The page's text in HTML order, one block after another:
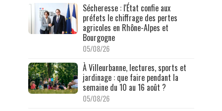
Sécheresse : l'État confie aux
préfets le chiffrage des pertes
agricoles en Rhône-Alpes et
Bourgogne
05/08/26
À Villeurbanne, lectures, sports et
jardinage : que faire pendant la
semaine du 10 au 16 août ?
05/08/26